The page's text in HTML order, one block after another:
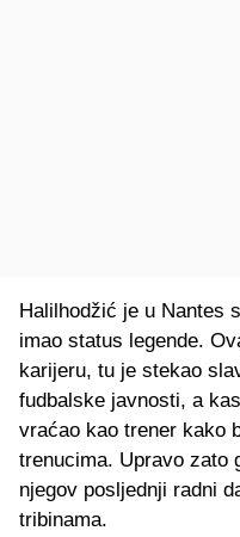
Halilhodžić je u Nantes
imao status legende.
karijeru, tu je stekao
fudbalske javnosti, a
vraćao kao trener kako
trenucima. Upravo zato
njegov posljednji radni
tribinama.